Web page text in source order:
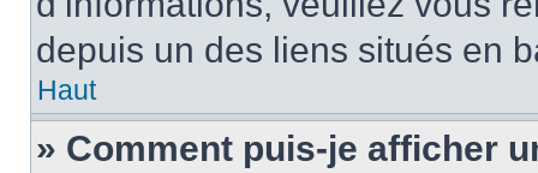
depuis un des liens situés en
Haut
» Comment puis-je afficher